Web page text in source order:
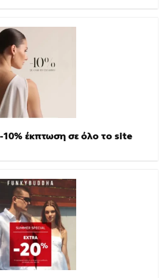
10% έκπτωση σε όλο το site